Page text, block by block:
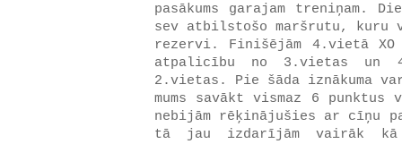
pasākums garajam treniņam.
sev atbilstošo maršrutu, kuru
rezervi. Finišējām 4.vietā
atpalicību no 3.vietas un
2.vietas. Pie šāda iznākuma
mums savākt vismaz 6
nebijām rēķinājušies ar cīņu
tā jau izdarījām vairāk